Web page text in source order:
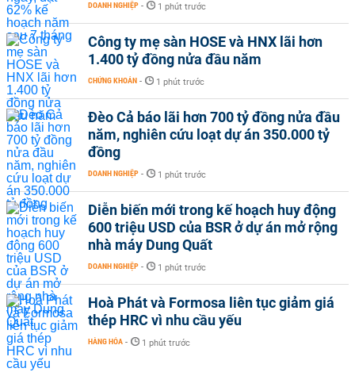
DOANH NGHIỆP - 1 phút trước
Công ty mẹ sàn HOSE và HNX lãi hơn
1.400 tỷ đồng nửa đầu năm
CHỨNG KHOÁN - 1 phút trước
Đèo Cả báo lãi hơn 700 tỷ đồng nửa đầu
năm, nghiên cứu loạt dự án 350.000 tỷ
đồng
DOANH NGHIỆP - 1 phút trước
Diễn biến mới trong kế hoạch huy động
600 triệu USD của BSR ở dự án mở rộng
nhà máy Dung Quất
DOANH NGHIỆP - 1 phút trước
Hoà Phát và Formosa liên tục giảm giá
thép HRC vì nhu cầu yếu
HÀNG HÓA - 1 phút trước